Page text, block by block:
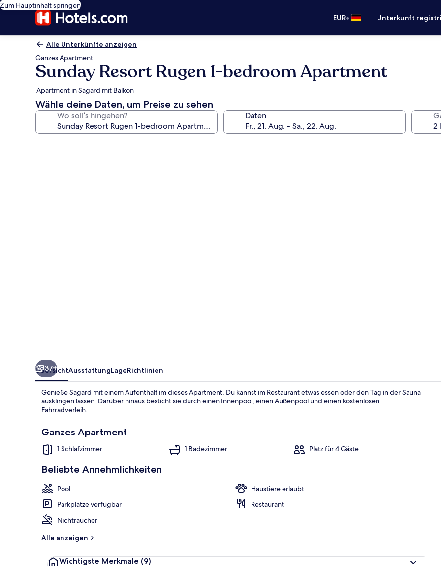
Zum Hauptinhalt springen
EUR• Unterkunft
Alle Unterkünfte anzeigen
Ganzes Apartment
Sunday Resort Rugen 1-bedroom Apartment
Apartment in Sagard mit Balkon
Wähle deine Daten, um Preise zu sehen
Wo soll’s hingehen? Daten
37+
ÜbersichtAusstattungLageRichtlinien
Genieße Sagard mit einem Aufenthalt im dieses Apartment. Du kannst im Restaurant etwas essen oder den Tag in der Sauna
ausklingen lassen. Darüber hinaus besticht sie durch einen Innenpool, einen Außenpool und einen kostenlosen
Fahrradverleih.
Ganzes Apartment
1 Schlafzimmer 1 Badezimmer Platz für 4 Gäste
Beliebte Annehmlichkeiten
Pool
Haustiere erlaubt
Parkplätze verfügbar
Restaurant
Nichtraucher
Alle anzeigen
Wichtigste Merkmale (9)